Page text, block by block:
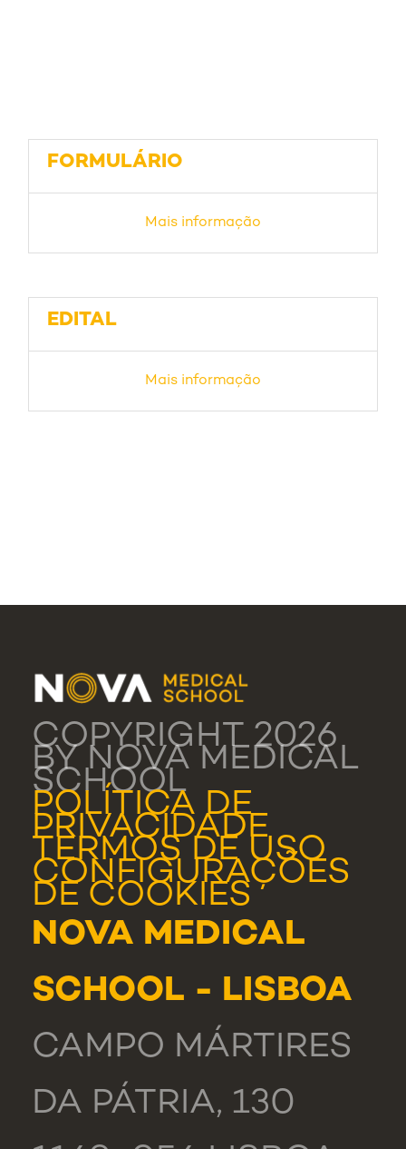
FORMULÁRIO
Mais informação
EDITAL
Mais informação
COPYRIGHT 2026
BY NOVA MEDICAL
SCHOOL
POLÍTICA DE
PRIVACIDADE
TERMOS DE USO
CONFIGURAÇÕES
DE COOKIES
NOVA MEDICAL
SCHOOL - LISBOA
CAMPO MÁRTIRES
DA PÁTRIA, 130